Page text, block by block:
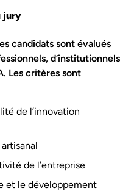
jury
candidats sont évalués
d’institutionnels
Les critères sont
de l’innovation
de l’entreprise
et le développement